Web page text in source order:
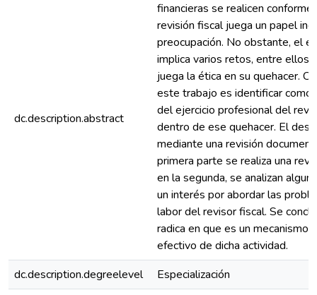
dc.description.abstract
financieras se realicen
revisión fiscal juega un papel
preocupación. No obstante, el
implica varios retos, entre ellos
juega la ética en su quehacer.
este trabajo es identificar como
del ejercicio profesional del
dentro de ese quehacer. El
mediante una revisión
primera parte se realiza una
en la segunda, se analizan
un interés por abordar las
labor del revisor fiscal. Se
radica en que es un mecanismo
efectivo de dicha actividad.
dc.description.degreelevel
Especialización